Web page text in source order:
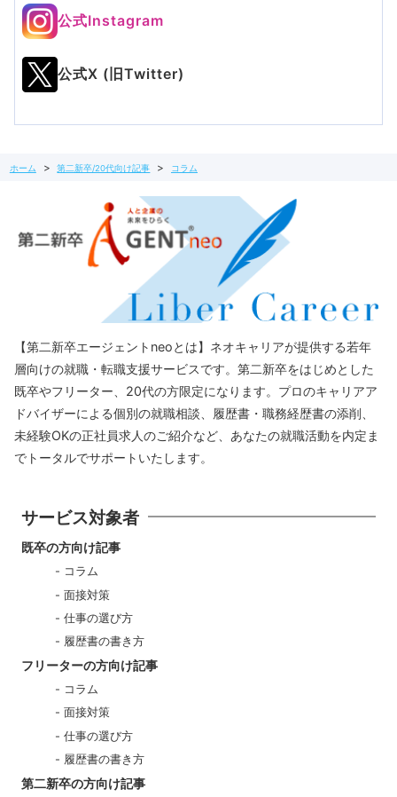
公式Instagram
公式X (旧Twitter)
ホーム 第二新卒/20代向け記事 コラム
【第二新卒エージェントneoとは】ネオキャリアが提供する若年
層向けの就職・転職支援サービスです。第二新卒をはじめとした
既卒やフリーター、20代の方限定になります。プロのキャリアア
ドバイザーによる個別の就職相談、履歴書・職務経歴書の添削、
未経験OKの正社員求人のご紹介など、あなたの就職活動を内定ま
でトータルでサポートいたします。
サービス対象者
既卒の方向け記事
コラム
面接対策
仕事の選び方
履歴書の書き方
フリーターの方向け記事
コラム
面接対策
仕事の選び方
履歴書の書き方
第二新卒の方向け記事